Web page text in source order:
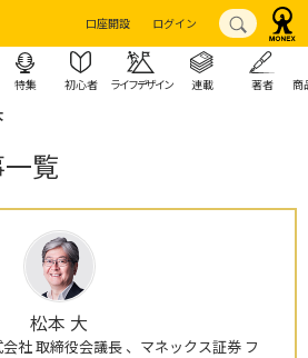
口座開設 ログイン
特集 初心者 ライフデザイン 連載 著者 商
覧
松本 大
社 取締役会議長 、マネックス証券 フ